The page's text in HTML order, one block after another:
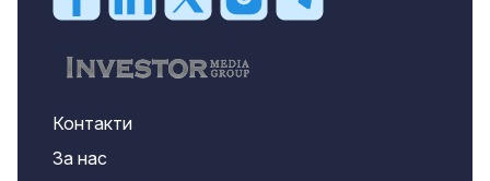
Контакти
За нас